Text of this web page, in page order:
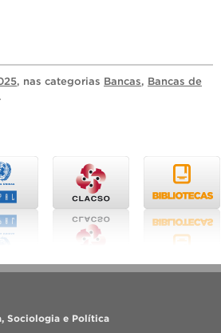
, nas categorias Bancas, Bancas de
.
Sociologia e Política